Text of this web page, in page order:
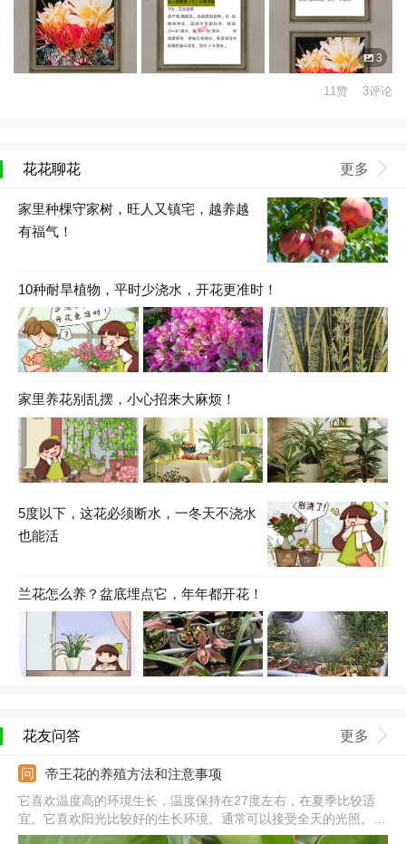
3
11赞 3评论
花花聊花 更多
家里种棵守家树，旺人又镇宅，越养越
有福气！
10种耐旱植物，平时少浇水，开花更准时！
家里养花别乱摆，小心招来大麻烦！
5度以下，这花必须断水，一冬天不浇水
也能活
兰花怎么养？盆底埋点它，年年都开花！
花友问答 更多
帝王花的养殖方法和注意事项
它喜欢温度高的环境生长，温度保持在27度左右，在夏季比较适
宜。它喜欢阳光比较好的生长环境。通常可以接受全天的光照。夏
天注意遮光。整体来说它喜欢透气的土壤，排水性能好一些更好存